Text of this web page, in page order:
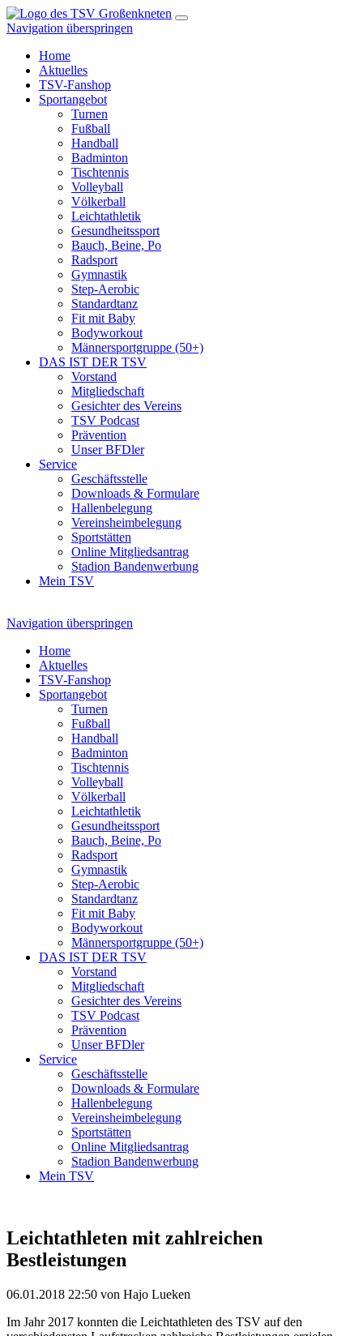
Navigation überspringen
Home
Aktuelles
TSV-Fanshop
Sportangebot
Turnen
Fußball
Handball
Badminton
Tischtennis
Volleyball
Völkerball
Leichtathletik
Gesundheitssport
Bauch, Beine, Po
Radsport
Gymnastik
Step-Aerobic
Standardtanz
Fit mit Baby
Bodyworkout
Männersportgruppe (50+)
DAS IST DER TSV
Vorstand
Mitgliedschaft
Gesichter des Vereins
TSV Podcast
Prävention
Unser BFDler
Service
Geschäftsstelle
Downloads & Formulare
Hallenbelegung
Vereinsheimbelegung
Sportstätten
Online Mitgliedsantrag
Stadion Bandenwerbung
Mein TSV
Navigation überspringen
Home
Aktuelles
TSV-Fanshop
Sportangebot
Turnen
Fußball
Handball
Badminton
Tischtennis
Volleyball
Völkerball
Leichtathletik
Gesundheitssport
Bauch, Beine, Po
Radsport
Gymnastik
Step-Aerobic
Standardtanz
Fit mit Baby
Bodyworkout
Männersportgruppe (50+)
DAS IST DER TSV
Vorstand
Mitgliedschaft
Gesichter des Vereins
TSV Podcast
Prävention
Unser BFDler
Service
Geschäftsstelle
Downloads & Formulare
Hallenbelegung
Vereinsheimbelegung
Sportstätten
Online Mitgliedsantrag
Stadion Bandenwerbung
Mein TSV
Leichtathleten mit zahlreichen
Bestleistungen
06.01.2018 22:50 von Hajo Lueken
Im Jahr 2017 konnten die Leichtathleten des TSV auf den